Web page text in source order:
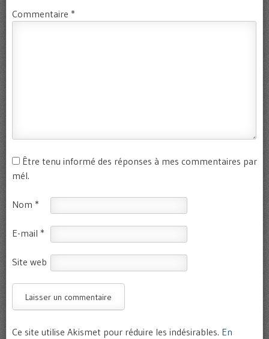
Commentaire *
Être tenu informé des réponses à mes commentaires par
mél.
Nom *
E-mail *
Site web
Ce site utilise Akismet pour réduire les indésirables. En